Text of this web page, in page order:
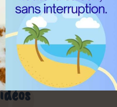
travail en photos